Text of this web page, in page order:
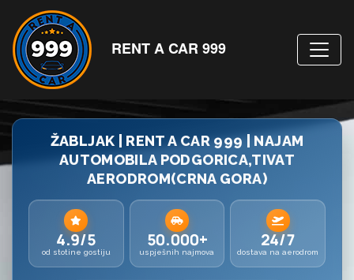
RENT A CAR 999
ŽABLJAK | RENT A CAR 999 | NAJAM
AUTOMOBILA PODGORICA,TIVAT
AERODROM(CRNA GORA)
4.9/5
od stotine gostiju
50.000+
uspješnih najmova
24/7
dostava na aerodrom